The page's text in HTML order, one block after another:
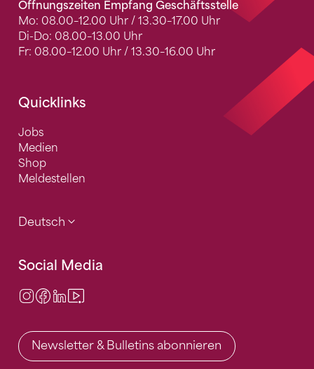
Öffnungszeiten Empfang Geschäftsstelle
Mo: 08.00–12.00 Uhr / 13.30–17.00 Uhr
Di-Do: 08.00–13.00 Uhr
Fr: 08.00–12.00 Uhr / 13.30–16.00 Uhr
Quicklinks
Jobs
Medien
Shop
Meldestellen
Deutsch
Social Media
Instagram
Facebook
LinkedIn
Newsletter & Bulletins abonnieren